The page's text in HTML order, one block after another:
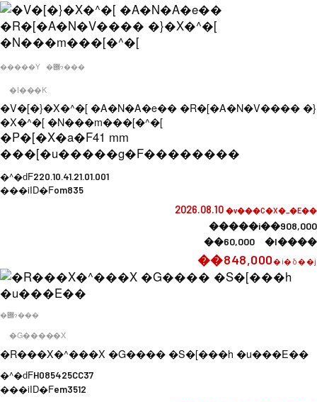
�����Y �݌ɂ���
�I���K
�V�[�}�X�^�[ �A�N�A�e�� �R�[�A�N�V���� �}
�X�^�[ �N���m���[�^�[
�P�[�X�a�F41 mm
���[�u�����g�F��������
�^�ԁF220.10.41.21.01.001
���iID�Fom835
2026.08.10 �v���C�X�_�E��
�����i��908,000
��60,000 �l����
��848,000�i�ō��j
�݌ɂ���
�G�����X
�R���X�^���X �G���� �S�[���h �u���E��
�^�ԁFH085425CC37
���iID�Fem3512